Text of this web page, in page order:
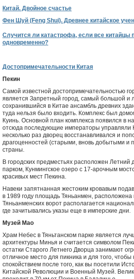
Китай. Двойное счастье
Фен Шуй (Feng Shui). Древнее китайское
Случится ли катастрофа, если все китайцы
одновременно?
Достопримечательности Китая
Пекин
Самой известной достопримечательностью
является Запретный город, самый большой и
сохранившийся в Китае ансамбль древних
туда нельзя было входить. Комплекс был
Куинь. Основной план комплекса появился в
отсюда последующие императоры управляли
несколько раз дворец восстанавливался и
драгоценностей (старыми, вновь добытыми и
страны.
В городских предместьях расположен Летний
парком, Кунмингское озеро с 17-арочным
красивых мест Пекина.
Навеки запятнанная жестоким кровавым
в 1989 году площадь Тяньанмен,
Тяньанменских ворот располагается
где зачитывались указы еще в имперские дни.
Музей Мао
Храм Небес в Тяньтанском парке является
архитектуры Минья и считается символом
остатки Старого Летнего Дворца занимают
отличное место для пикника и для того,
спокойствием после того, как вы посетили
Китайской Революции и Военный Музей.